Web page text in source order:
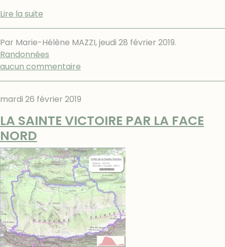
Lire la suite
Par Marie-Hélène MAZZI,jeudi 28 février 2019.
Randonnées
aucun commentaire
mardi 26 février 2019
LA SAINTE VICTOIRE PAR LA FACE
NORD